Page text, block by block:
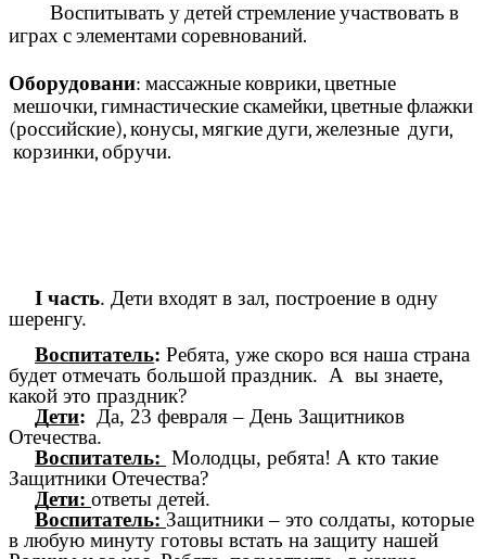
Воспитывать у детей стремление участвовать в
играх с элементами соревнований.
Оборудовани: массажные коврики, цветные
мешочки, гимнастические скамейки, цветные флажки
(российские), конусы, мягкие дуги, железные дуги,
корзинки, обручи.
I часть. Дети входят в зал, построение в одну
шеренгу.
Воспитатель: Ребята, уже скоро вся наша страна
будет отмечать большой праздник. А вы знаете,
какой это праздник?
Дети: Да, 23 февраля – День Защитников
Отечества.
Воспитатель: Молодцы, ребята! А кто такие
Защитники Отечества?
Дети: ответы детей.
Воспитатель: Защитники – это солдаты, которые
в любую минуту готовы встать на защиту нашей